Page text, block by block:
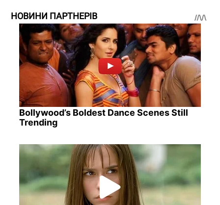
НОВИНИ ПАРТНЕРІВ
Bollywood’s Boldest Dance Scenes Still
Trending